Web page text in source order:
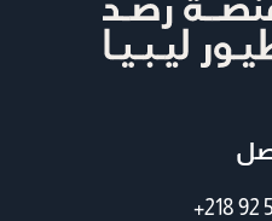
+218 92